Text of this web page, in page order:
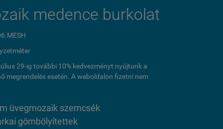
medence burkolat
29-ig további 10% kedvezményt nyújtunk a
megrendelés esetén. A weboldalon fizetni nem
üvegmozaik szemcsék
gömbölyítettek